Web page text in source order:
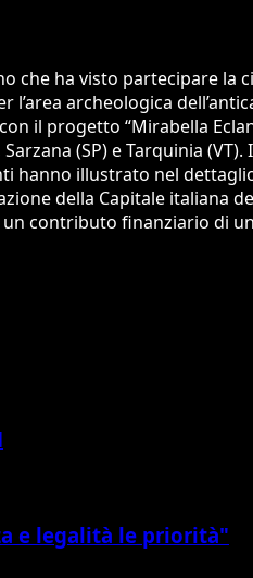
ha visto partecipare la
archeologica
il progetto “Mirabella
(SP) e Tarquinia
hanno illustrato nel
della Capitale italiana
contributo finanziario di
e legalità le priorità"